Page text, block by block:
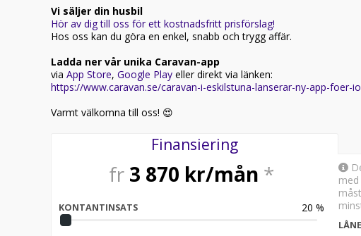
Vi säljer din husbil
Hör av dig till oss för ett kostnadsfritt prisförslag!
Hos oss kan du göra en enkel, snabb och trygg affär.
Ladda ner vår unika Caravan-app
via App Store, Google Play eller direkt via länken:
https://www.caravan.se/caravan-i-eskilstuna-lanserar-ny-app-foer-
Varmt välkomna till oss! 😍
Finansiering
fr 3 870 kr/mån *
KONTANTINSATS 20 %